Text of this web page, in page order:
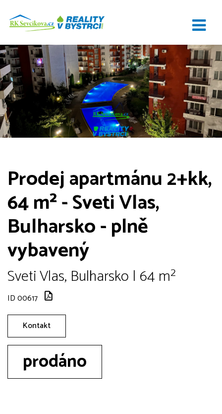
Prodej apartmánu 2+kk,
64 m² - Sveti Vlas,
Bulharsko - plně
vybavený
Sveti Vlas, Bulharsko | 64 m²
ID 00617
Kontakt
prodáno